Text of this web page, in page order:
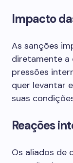
Impacto
As sanções
diretamente a
pressões
quer levantar
suas
Reações
Os aliados de